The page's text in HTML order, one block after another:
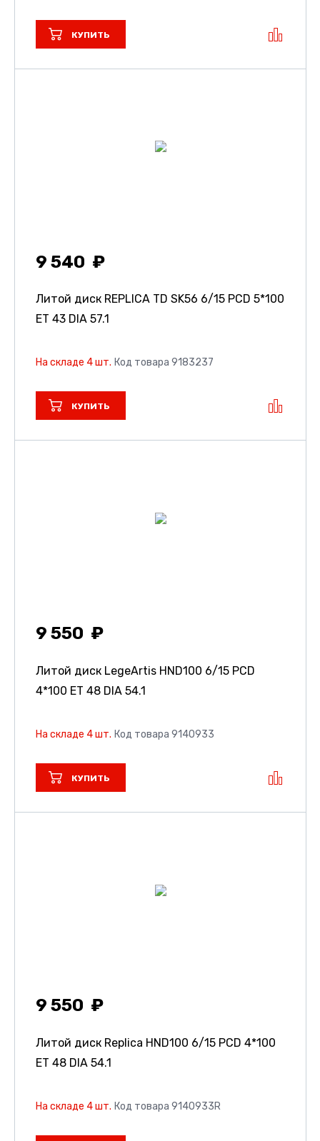
КУПИТЬ
9 540
Литой диск REPLICA TD SK56 6/15 PCD 5*100
ET 43 DIA 57.1
На складе 4 шт. Код товара 9183237
КУПИТЬ
9 550
Литой диск LegeArtis HND100 6/15 PCD
4*100 ET 48 DIA 54.1
На складе 4 шт. Код товара 9140933
КУПИТЬ
9 550
Литой диск Replica HND100 6/15 PCD 4*100
ET 48 DIA 54.1
На складе 4 шт. Код товара 9140933R